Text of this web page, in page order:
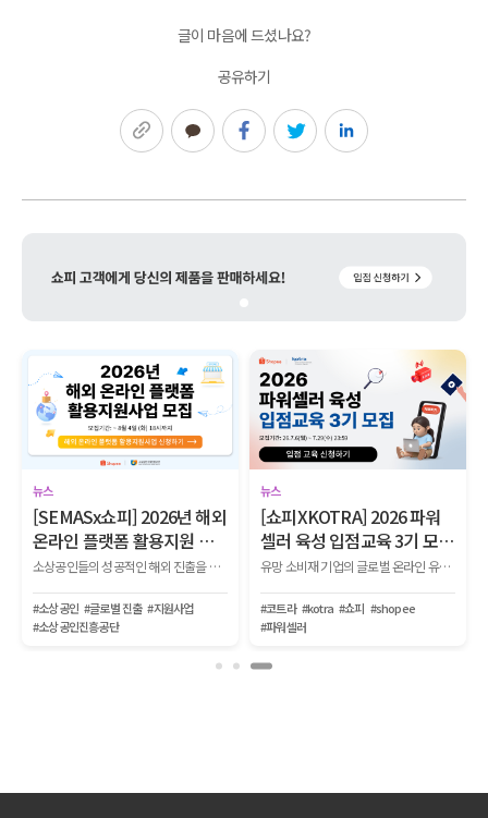
글이 마음에 드셨나요?
공유하기
링크복사카카오톡페이스북트위터링크드인
2026년 7월 쇼피 K뷰티, K푸
드, KPOP 인기 급상승 브랜
드
#VT코스메틱 #달바 #아렌시아
쇼피 셀러라면 반드시 알아
야 할, 2026년 7월 글로벌 이
커머스 트렌드
#할랄 #브라질진출
#해외온라인플랫폼활용지원사업